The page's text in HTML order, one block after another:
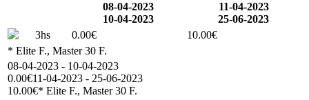
08-04-2023
10-04-2023
11-04-2023
25-06-2023
3hs
0.00€
10.00€
* Elite F., Master 30 F.
08-04-2023 - 10-04-2023
0.00€11-04-2023 - 25-06-2023
10.00€* Elite F., Master 30 F.